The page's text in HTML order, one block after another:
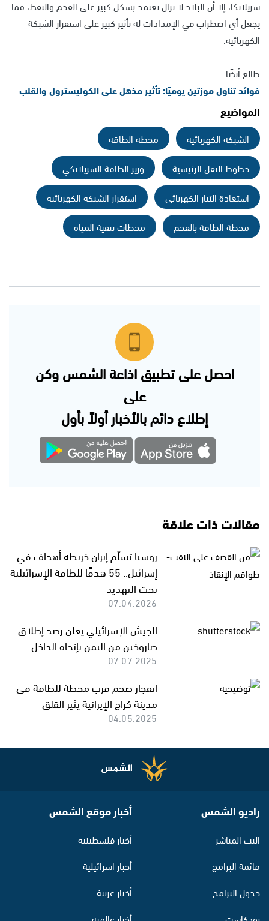
سريلانكا، إلا أن البلاد لا تزال تعتمد بشكل كبير على الفحم والنفط، مما
يجعل أي اضطراب في الإمدادات له تأثير كبير على استقرار الشبكة
الكهربائية.
طالع أيضًا
فوائد تناول موزتين يوميًا: تأثير مذهل على الكوليسترول والقلب
المواضيع
الشبكة الكهربائية
محطة الطاقة
خطوط النقل الرئيسية
وزير الطاقة السريلانكي
استعادة التيار الكهربائي
استقرار الشبكة الكهربائية
محطة الطاقة بالفحم
محطات تنقية المياه
احصل على تطبيق اذاعة الشمس وكن
على
إطلاع دائم بالأخبار أولاً بأول
مقالات ذات علاقة
روسيا تسلّم إيران خريطة أهداف في
إسرائيل.. 55 هدفًا للطاقة الإسرائيلية
تحت التهديد
07.04.2026
الجيش الإسرائيلي يعلن رصد إطلاق
صاروخين من اليمن بإتجاه الداخل
07.07.2025
انفجار ضخم قرب محطة للطاقة في
مدينة كراج الإيرانية يثير القلق
04.05.2025
راديو الشمس
البث المباشر
قائمة البرامج
جدول البرامج
أخبار موقع الشمس
أخبار فلسطينية
أخبار اسرائيلية
أخبار عربية